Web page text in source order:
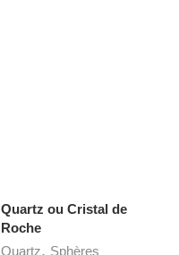
Quartz ou Cristal de
Roche
Quartz, Sphères